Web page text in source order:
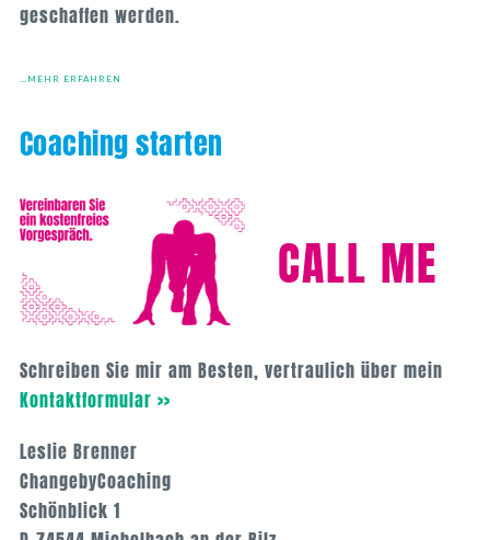
geschaffen werden.
…MEHR ERFAHREN
Coaching starten
CALL ME
Schreiben Sie mir am Besten, vertraulich über mein
Kontaktformular >>
Leslie Brenner
ChangebyCoaching
Schönblick 1